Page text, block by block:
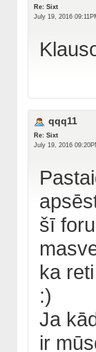
Re: Sixt
July 19, 2016
qqq11
Re: Sixt
July 19, 2016
šī
ka
:)
Ja
ir